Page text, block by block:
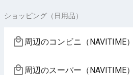
ショッピング（日用品）
周辺のコンビニ（NAVITIME）
周辺のスーパー（NAVITIME）